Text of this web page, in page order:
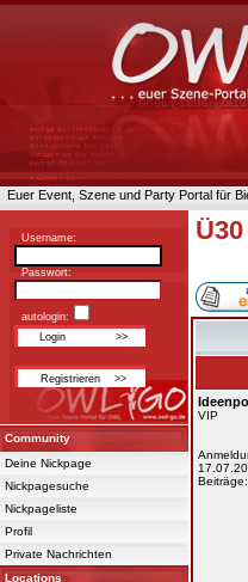
Euer Event, Szene und Party Portal für
Username:
Passwort:
autologin:
Community
Deine Nickpage
Nickpagesuche
Nickpageliste
Profil
Private Nachrichten
Locations
VIP